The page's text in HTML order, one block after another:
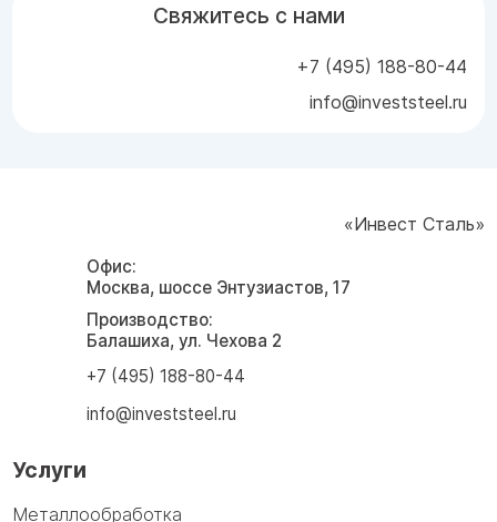
Свяжитесь с нами
+7 (495) 188-80-44
info@investsteel.ru
«Инвест Сталь»
Офис:
Москва, шоссе Энтузиастов, 17
Производство:
Балашиха, ул. Чехова 2
+7 (495) 188-80-44
info@investsteel.ru
Услуги
Металлообработка